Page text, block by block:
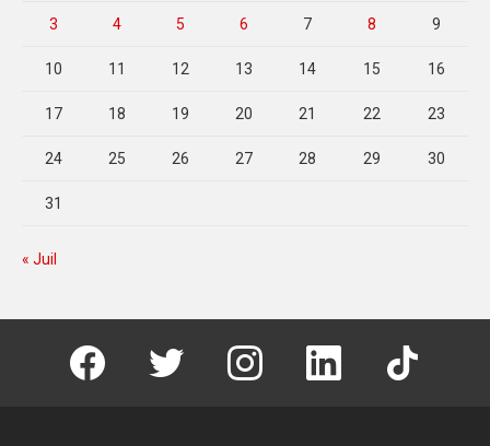
3 4 5 6 7 8 9
10 11 12 13 14 15 16
17 18 19 20 21 22 23
24 25 26 27 28 29 30
31
« Juil
facebook twitter instagram linkedin tiktok